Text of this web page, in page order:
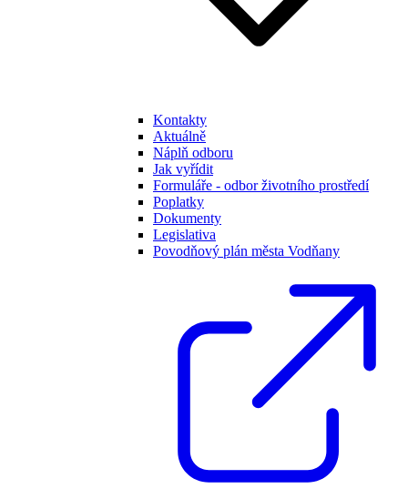
Kontakty
Aktuálně
Náplň odboru
Jak vyřídit
Formuláře - odbor životního prostředí
Poplatky
Dokumenty
Legislativa
Povodňový plán města Vodňany